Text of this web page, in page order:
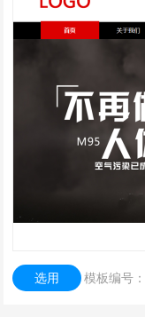
选用 模板编号：